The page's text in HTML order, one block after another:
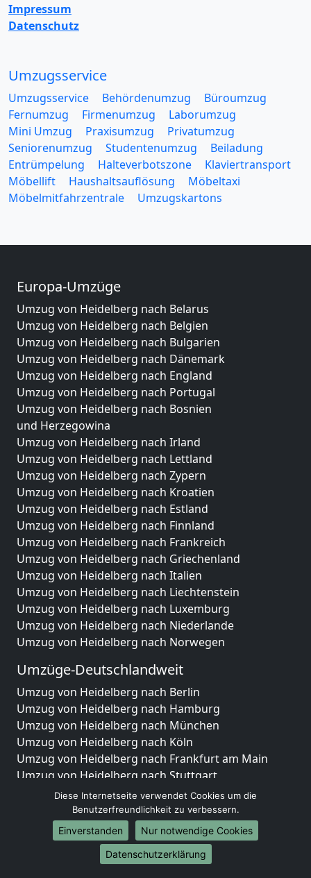
Impressum
Datenschutz
Umzugsservice
Umzugsservice Behördenumzug
Büroumzug
Fernumzug
Firmenumzug
Laborumzug
Mini Umzug
Praxisumzug
Privatumzug
Seniorenumzug
Studentenumzug
Beiladung
Entrümpelung
Halteverbotszone
Klaviertransport
Möbellift
Haushaltsauflösung
Möbeltaxi
Möbelmitfahrzentrale
Umzugskartons
Europa-Umzüge
Umzug von Heidelberg nach Belarus
Umzug von Heidelberg nach Belgien
Umzug von Heidelberg nach Bulgarien
Umzug von Heidelberg nach Dänemark
Umzug von Heidelberg nach England
Umzug von Heidelberg nach Portugal
Umzug von Heidelberg nach Bosnien
und Herzegowina
Umzug von Heidelberg nach Irland
Umzug von Heidelberg nach Lettland
Umzug von Heidelberg nach Zypern
Umzug von Heidelberg nach Kroatien
Umzug von Heidelberg nach Estland
Umzug von Heidelberg nach Finnland
Umzug von Heidelberg nach Frankreich
Umzug von Heidelberg nach Griechenland
Umzug von Heidelberg nach Italien
Umzug von Heidelberg nach Liechtenstein
Umzug von Heidelberg nach Luxemburg
Umzug von Heidelberg nach Niederlande
Umzug von Heidelberg nach Norwegen
Umzüge-Deutschlandweit
Umzug von Heidelberg nach Berlin
Umzug von Heidelberg nach Hamburg
Umzug von Heidelberg nach München
Umzug von Heidelberg nach Köln
Umzug von Heidelberg nach Frankfurt am Main
Umzug von Heidelberg nach Stuttgart
Umzug von Heidelberg nach Düsseldorf
Umzug von Heidelberg nach Leipzig
Umzug von Heidelberg nach Dortmund
Umzug von Heidelberg nach Essen
Umzug von Heidelberg nach Bremen
Diese Internetseite verwendet Cookies um die
Benutzerfreundlichkeit zu verbessern.
Einverstanden
Nur notwendige Cookies
Datenschutzerklärung